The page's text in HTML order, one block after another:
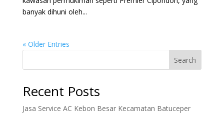
banyak dihuni oleh...
« Older Entries
Search
Recent Posts
Jasa Service AC Kebon Besar Kecamatan Batuceper